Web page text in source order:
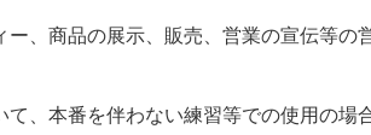
、商品の展示、販売、営業の宣伝等
、本番を伴わない練習等での使用の場